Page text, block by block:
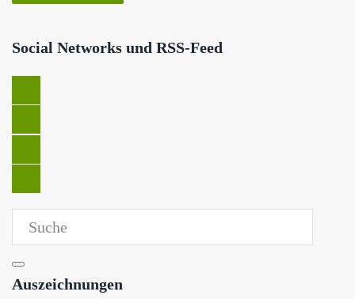
Social Networks und RSS-Feed
Auszeichnungen